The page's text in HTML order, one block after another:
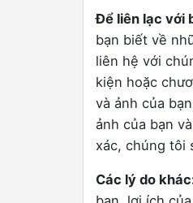
Để liên lạc với
bạn biết về
liên hệ với
kiện hoặc
và ảnh của
ảnh của bạn
xác, chúng tôi
Các lý do